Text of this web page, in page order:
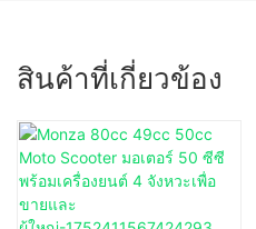
สินค้าที่เกี่ยวข้อง